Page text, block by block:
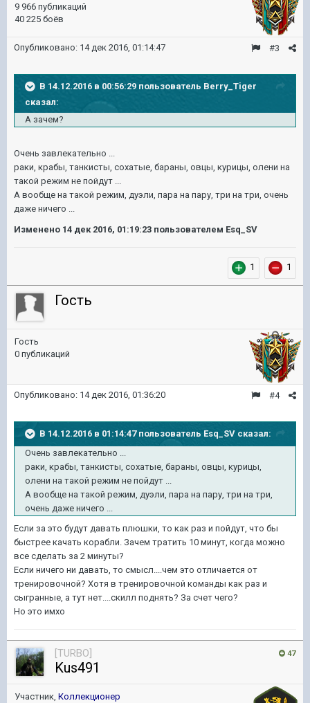
9 966 публикаций
40 225 боёв
#3
Опубликовано: 14 дек 2016, 01:14:47
В 14.12.2016 в 00:56:29 пользователь Berry_Tiger
сказал:
А зачем?
Очень завлекательно ...
раки, крабы, танкисты, сохатые, бараны, овцы, курицы, олени на
такой режим не пойдут ...
А вообще на такой режим, дуэли, пара на пару, три на три, очень
даже ничего ...
Изменено 14 дек 2016, 01:19:23 пользователем Esq_SV
1 1
Гость
Гость
0 публикаций
#4
Опубликовано: 14 дек 2016, 01:36:20
В 14.12.2016 в 01:14:47 пользователь Esq_SV сказал:
Очень завлекательно ...
раки, крабы, танкисты, сохатые, бараны, овцы, курицы,
олени на такой режим не пойдут ...
А вообще на такой режим, дуэли, пара на пару, три на три,
очень даже ничего ...
Если за это будут давать плюшки, то как раз и пойдут, что бы
быстрее качать корабли. Зачем тратить 10 минут, когда можно
все сделать за 2 минуты?
Если ничего ни давать, то смысл....чем это отличается от
тренировочной? Хотя в тренировочной команды как раз и
сыгранные, а тут нет....скилл поднять? За счет чего?
Но это имхо
47
[TURBO]
Kus491
Участник, Коллекционер